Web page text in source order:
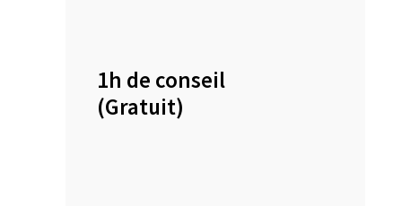
1h de conseil
(Gratuit)